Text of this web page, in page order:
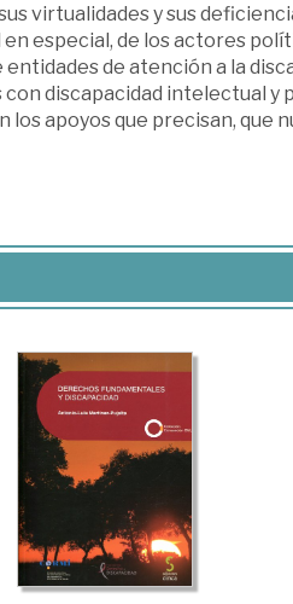
virtualidades y sus
especial, de los actores
de atención a la
discapacidad intelectual y
los apoyos que precisan, que